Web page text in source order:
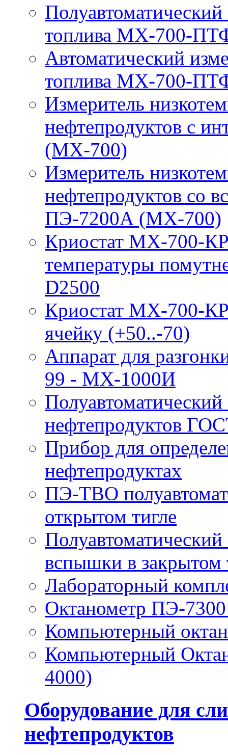
топлива МХ-700-
Автоматический
топлива МХ-700-
Измеритель
нефтепродуктов с
(МХ-700)
Измеритель
нефтепродуктов со
ПЭ-7200А (МХ-700)
Криостат МХ-700-
температуры
D2500
Криостат МХ-700-
ячейку (+50..-70)
Аппарат для
99 - MX-1000И
Полуавтоматический
нефтепродуктов
Прибор для
нефтепродуктах
ПЭ-ТВО
открытом тигле
вспышки в закрытом
Лабораторный
Октанометр ПЭ-
Компьютерный
Компьютерный
4000)
Оборудование для
нефтепродуктов